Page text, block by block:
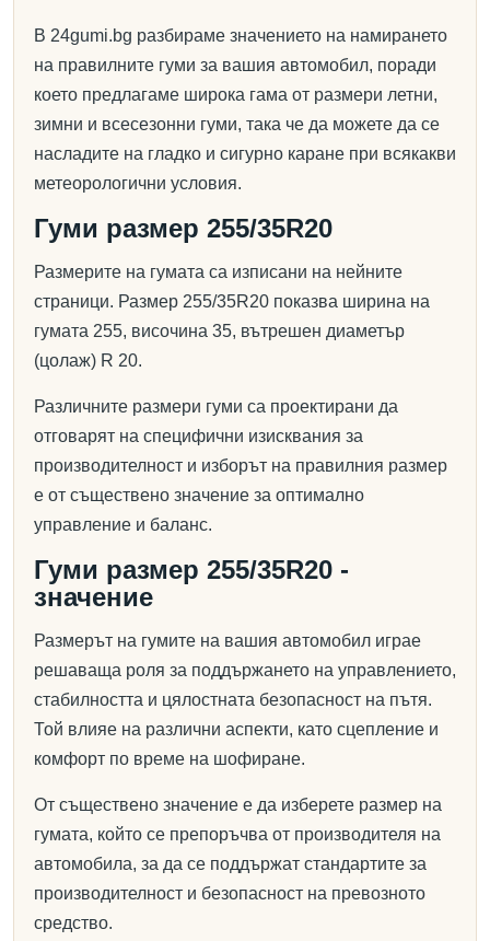
В 24gumi.bg разбираме значението на намирането
на правилните гуми за вашия автомобил, поради
което предлагаме широка гама от размери летни,
зимни и всесезонни гуми, така че да можете да се
насладите на гладко и сигурно каране при всякакви
метеорологични условия.
Гуми размер 255/35R20
Размерите на гумата са изписани на нейните
страници. Размер 255/35R20 показва ширина на
гумата 255, височина 35, вътрешен диаметър
(цолаж) R 20.
Различните размери гуми са проектирани да
отговарят на специфични изисквания за
производителност и изборът на правилния размер
е от съществено значение за оптимално
управление и баланс.
Гуми размер 255/35R20 -
значение
Размерът на гумите на вашия автомобил играе
решаваща роля за поддържането на управлението,
стабилността и цялостната безопасност на пътя.
Той влияе на различни аспекти, като сцепление и
комфорт по време на шофиране.
От съществено значение е да изберете размер на
гумата, който се препоръчва от производителя на
автомобила, за да се поддържат стандартите за
производителност и безопасност на превозното
средство.